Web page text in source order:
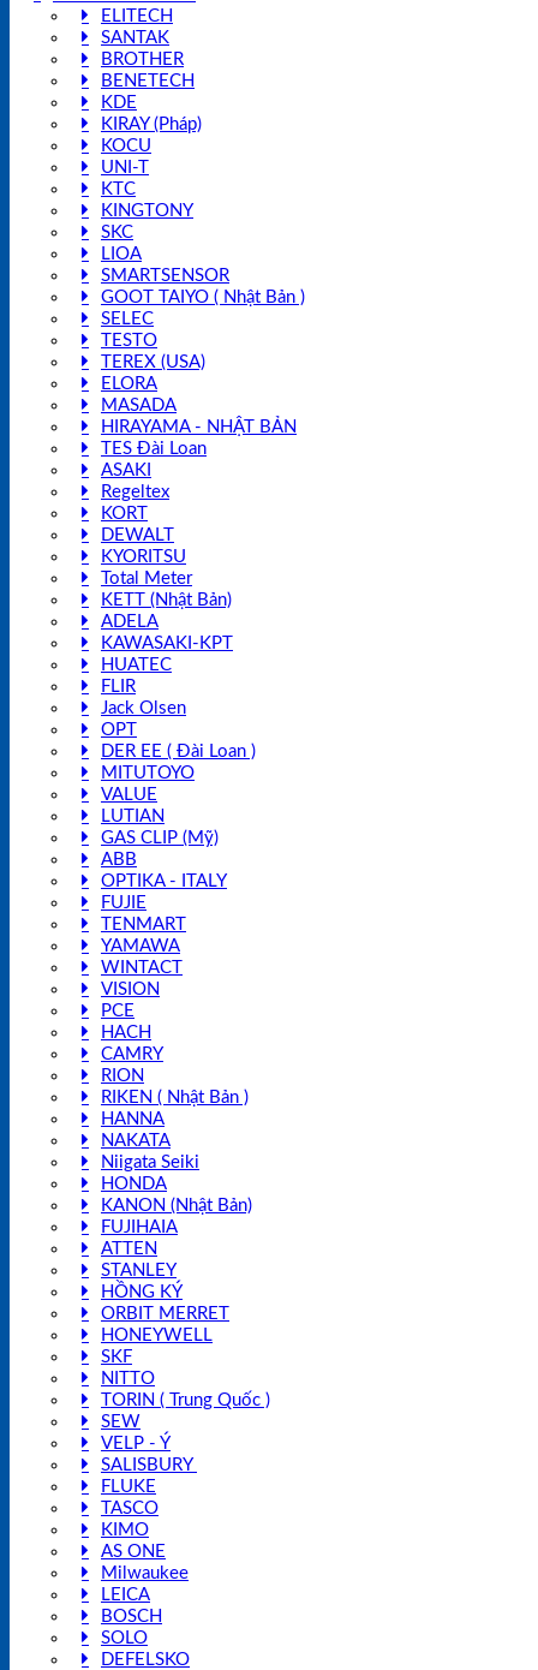
ELITECH
SANTAK
BROTHER
BENETECH
KDE
KIRAY (Pháp)
KOCU
UNI-T
KTC
KINGTONY
SKC
LIOA
SMARTSENSOR
GOOT TAIYO ( Nhật Bản )
SELEC
TESTO
TEREX (USA)
ELORA
MASADA
HIRAYAMA - NHẬT BẢN
TES Đài Loan
ASAKI
Regeltex
KORT
DEWALT
KYORITSU
Total Meter
KETT (Nhật Bản)
ADELA
KAWASAKI-KPT
HUATEC
FLIR
Jack Olsen
OPT
DER EE ( Đài Loan )
MITUTOYO
VALUE
LUTIAN
GAS CLIP (Mỹ)
ABB
OPTIKA - ITALY
FUJIE
TENMART
YAMAWA
WINTACT
VISION
PCE
HACH
CAMRY
RION
RIKEN ( Nhật Bản )
HANNA
NAKATA
Niigata Seiki
HONDA
KANON (Nhật Bản)
FUJIHAIA
ATTEN
STANLEY
HỒNG KÝ
ORBIT MERRET
HONEYWELL
SKF
NITTO
TORIN ( Trung Quốc )
SEW
VELP - Ý
SALISBURY
FLUKE
TASCO
KIMO
AS ONE
Milwaukee
LEICA
BOSCH
SOLO
DEFELSKO